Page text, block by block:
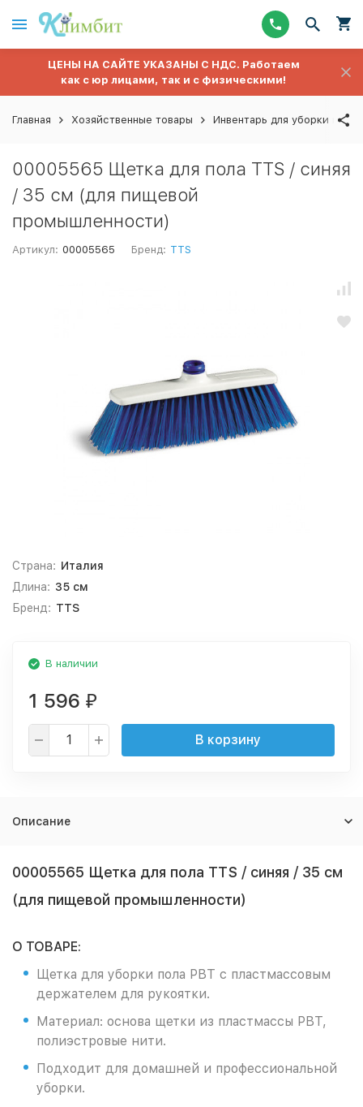
ЦЕНЫ НА САЙТЕ УКАЗАНЫ С НДС. Работаем
как с юр лицами, так и с физическими!
Главная Хозяйственные товары Инвентарь для уборки полов
00005565 Щетка для пола TTS / синяя
/ 35 см (для пищевой
промышленности)
Артикул: 00005565 Бренд: TTS
Страна: Италия
Длина: 35 см
Бренд: TTS
В наличии
1 596 ₽
В корзину
Описание
00005565 Щетка для пола TTS / синяя / 35 см
(для пищевой промышленности)
О ТОВАРЕ:
Щетка для уборки пола РВТ с пластмассовым
держателем для рукоятки.
Материал: основа щетки из пластмассы PBT,
полиэстровые нити.
Подходит для домашней и профессиональной
уборки.